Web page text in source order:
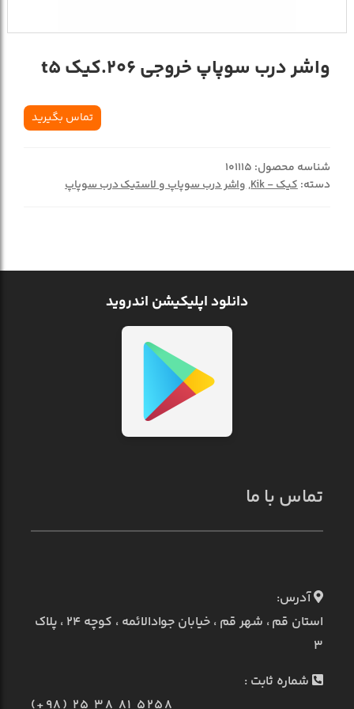
واشر درب سوپاپ خروجي 206.کيک t5
تماس بگیرید
شناسه محصول: 101115
دسته:کیک - Kik ,واشر درب سوپاپ و لاستیک درب سوپاپ
دانلود اپلیکیشن اندروید
تماس با ما
آدرس:
استان قم ، شهر قم ، خیابان جوادالائمه ، کوچه ۲۴ ، پلاک
۳
شماره ثابت :